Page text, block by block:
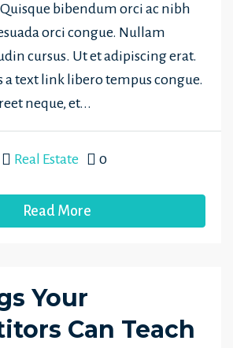
bibendum orci ac nibh
orci congue. Nullam
cursus. Ut et adipiscing erat.
a text link libero tempus congue.
neque, et...
Real Estate 0
Read More
Your
Can Teach